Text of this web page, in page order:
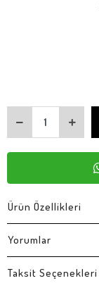
Ürün Özellikleri
Yorumlar
Taksit Seçenekleri